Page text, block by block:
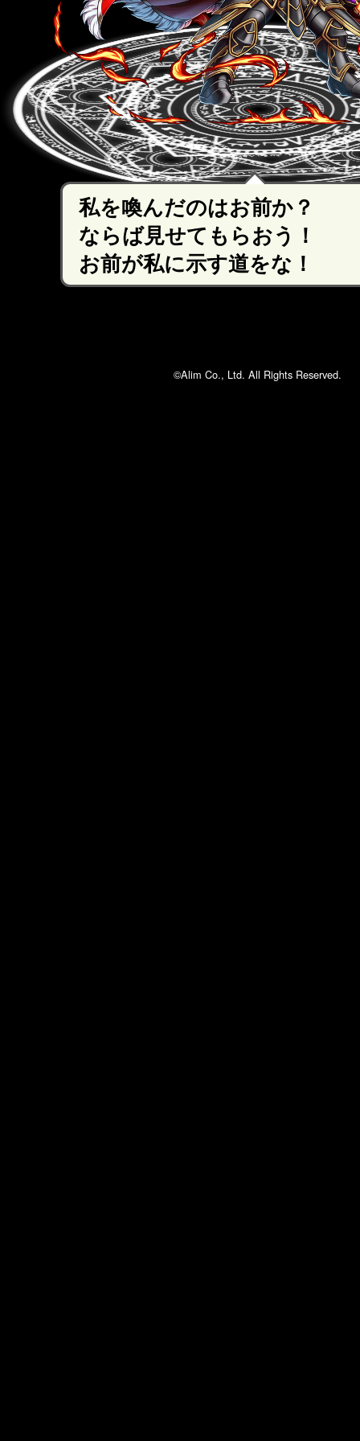
私を喚んだのはお前か？
ならば見せてもらおう！
お前が私に示す道をな！
©Alim Co., Ltd. All Rights Reserved.